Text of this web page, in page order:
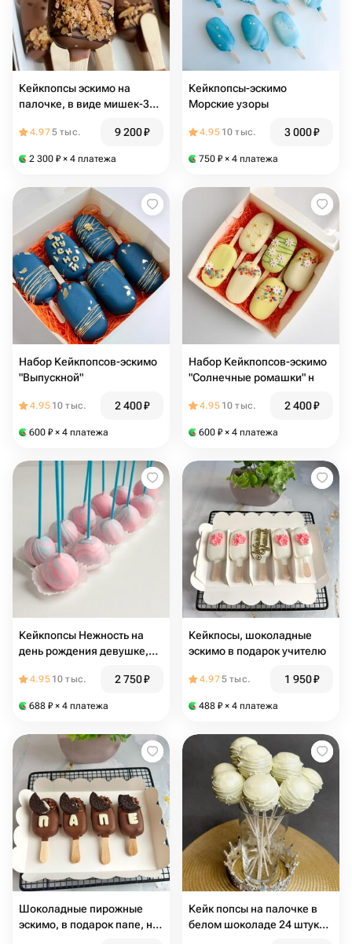
Кейкпопсы эскимо на
палочке, в виде мишек-30
Пирожные на детский
4.975 тыс. 9 200₽
2 300 ₽ × 4 платежа
Кейкпопсы-эскимо
Морские узоры
4.95 10 тыс. 3 000₽
750 ₽ × 4 платежа
Набор Кейкпопсов-эскимо
"Выпускной"
4.95 10 тыс. 2 400₽
600 ₽ × 4 платежа
Набор Кейкпопсов-эскимо
"Солнечные ромашки" н
4.95 10 тыс. 2 400₽
600 ₽ × 4 платежа
Кейкпопсы Нежность на
день рождения девушке,
4.95 10 тыс. 2 750₽
688 ₽ × 4 платежа
Кейкпосы, шоколадные
эскимо в подарок учителю
4.975 тыс. 1 950₽
488 ₽ × 4 платежа
Шоколадные пирожные
эскимо, в подарок папе, на
Кейк попсы на палочке в
белом шоколаде 24 штуки